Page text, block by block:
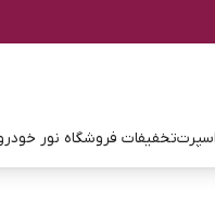
تخفیفات فروشگاه نور